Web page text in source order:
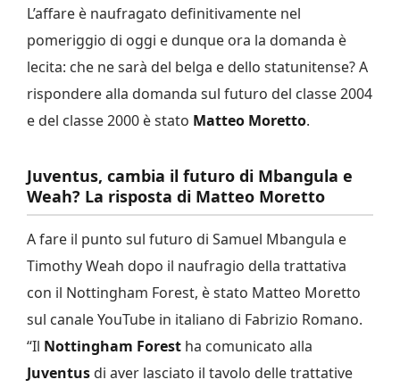
L’affare è naufragato definitivamente nel
pomeriggio di oggi e dunque ora la domanda è
lecita: che ne sarà del belga e dello statunitense? A
rispondere alla domanda sul futuro del classe 2004
e del classe 2000 è stato Matteo Moretto.
Juventus, cambia il futuro di Mbangula e
Weah? La risposta di Matteo Moretto
A fare il punto sul futuro di Samuel Mbangula e
Timothy Weah dopo il naufragio della trattativa
con il Nottingham Forest, è stato Matteo Moretto
sul canale YouTube in italiano di Fabrizio Romano.
“Il Nottingham Forest ha comunicato alla
Juventus di aver lasciato il tavolo delle trattative